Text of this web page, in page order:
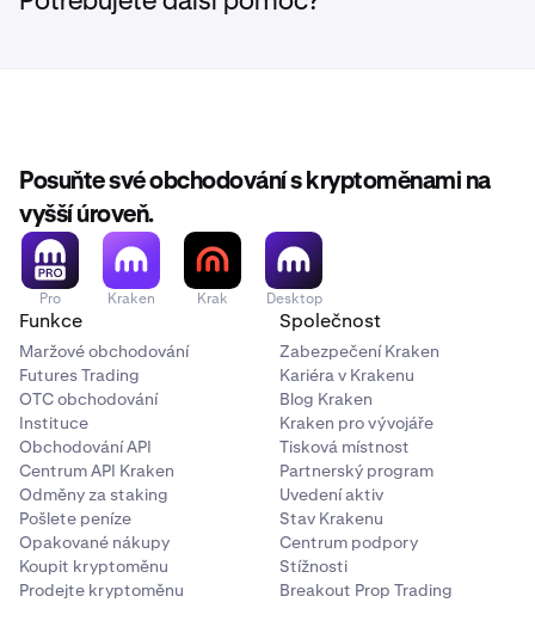
Posuňte své obchodování s kryptoměnami na
vyšší úroveň.
Pro Kraken Krak Desktop
Funkce
Maržové obchodování
Futures Trading
OTC obchodování
Instituce
Obchodování API
Centrum API Kraken
Odměny za staking
Pošlete peníze
Opakované nákupy
Koupit kryptoměnu
Prodejte kryptoměnu
Společnost
Zabezpečení Kraken
Kariéra v Krakenu
Blog Kraken
Kraken pro vývojáře
Tisková místnost
Partnerský program
Uvedení aktiv
Stav Krakenu
Centrum podpory
Stížnosti
Breakout Prop Trading